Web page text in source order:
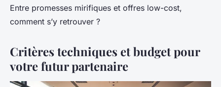
Entre promesses mirifiques et offres low-cost,
comment s’y retrouver ?
Critères techniques et budget pour
votre futur partenaire